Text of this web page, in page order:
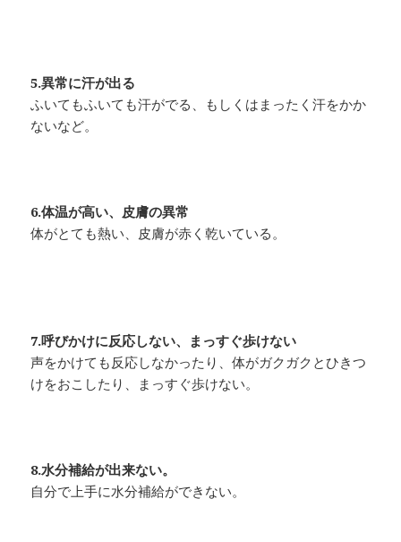
5.異常に汗が出る
ふいてもふいても汗がでる、もしくはまったく汗をかか
ないなど。
6.体温が高い、皮膚の異常
体がとても熱い、皮膚が赤く乾いている。
7.呼びかけに反応しない、まっすぐ歩けない
声をかけても反応しなかったり、体がガクガクとひきつ
けをおこしたり、まっすぐ歩けない。
8.水分補給が出来ない。
自分で上手に水分補給ができない。